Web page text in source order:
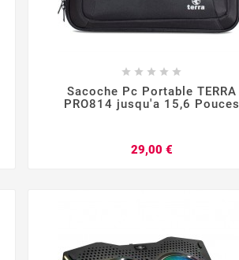
    
Sacoche Pc Portable TERRA
PRO814 jusqu'a 15,6 Pouces
29,00 €Prix